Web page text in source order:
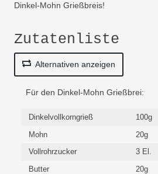
Dinkel-Mohn Grießbreis!
Zutatenliste
Alternativen anzeigen
Für den Dinkel-Mohn Grießbrei:
Dinkelvollkorngrieß 100g
Mohn 20g
Vollrohrzucker 3 El.
Butter 20g